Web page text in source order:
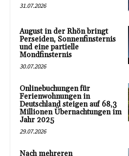
31.07.2026
August in der Rhön bringt
Perseiden, Sonnenfinsternis
und eine partielle
Mondfinsternis
30.07.2026
Onlinebuchungen für
Ferienwohnungen in
Deutschland steigen auf 68,3
Millionen Übernachtungen im
Jahr 2025
29.07.2026
Nach mehreren